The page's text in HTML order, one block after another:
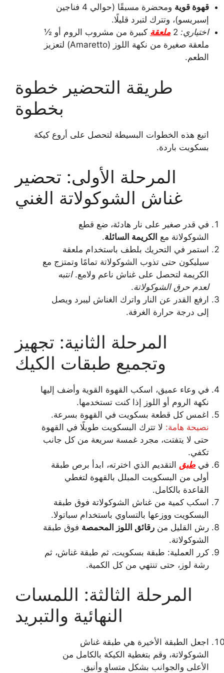
قهوة قوية
ومحضرة مسبقًا (حوالي 4 فناجين
إسبريسو)، وتترك لتبرد قليلًا.
اختياري:
ملعقة كبيرة من مشروب الروم أو ½
ملعقة صغيرة من نكهة اللوز (Amaretto) لتعزيز
الطعم.
طريقة التحضير خطوة
بخطوة
اتبع هذه الخطوات البسيطة لتحصل على أروع كيكة
بسكويت باردة.
المرحلة الأولى: تحضير
غناش الشوكولاتة الغني
في قدر صغير على نار هادئة، ضع قطع
الشوكولاتة مع الكريمة السائلة.
استمر في التحريك بلطف باستخدام ملعقة
سيليكون حتى تذوب الشوكولاتة تمامًا وتمتزج مع
الكريمة لتحصل على غناش ناعم ولامع.انتبه
لعدم حرق الشوكولاتة.
ارفع القدر عن النار واترك الغناش ليبرد ويصل
إلى درجة حرارة الغرفة.
المرحلة الثانية: تجهيز
وتجميع طبقات الكيك
في وعاء عميق، اسكب القهوة القوية وأضف إليها
نكهة الروم أو اللوز إذا كنت تستخدمها.
اغمس كل قطعة بسكويت في القهوة بسرعة.
نصيحة هامة: لا تترك البسكويت طويلًا في القهوة
حتى لا يتفتت، مجرد غمسة سريعة من كل جانب
تكفي.
في طبق التقديم الذي اخترته، ابدأ برص طبقة
أولى من البسكويت المبلل بالقهوة لتغطي
القاعدة بالكامل.
اسكب كمية من غناش الشوكولاتة فوق طبقة
البسكويت ووزعها بالتساوي باستخدام سباتولا.
رش القليل من رقائق اللوز المحمصة فوق طبقة
الشوكولاتة.
كرر العملية: طبقة بسكويت، ثم طبقة غناش، ثم
رشة لوز، حتى تنتهي من كل الكمية.
المرحلة الثالثة: اللمسات
النهائية والتبريد
اجعل الطبقة الأخيرة هي طبقة غناش
الشوكولاتة، وقم بتغطية الكيكة بالكامل من
الأعلى والجوانب بشكل متساوٍ وأنيق.